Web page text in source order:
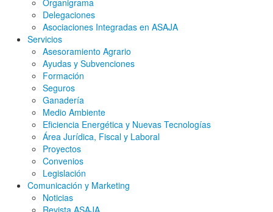
Organigrama
Delegaciones
Asociaciones Integradas en ASAJA
Servicios
Asesoramiento Agrario
Ayudas y Subvenciones
Formación
Seguros
Ganadería
Medio Ambiente
Eficiencia Energética y Nuevas Tecnologías
Área Jurídica, Fiscal y Laboral
Proyectos
Convenios
Legislación
Comunicación y Marketing
Noticias